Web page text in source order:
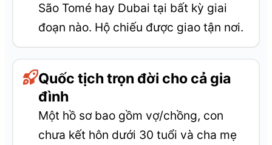
São Tomé hay Dubai tại bất kỳ giai
đoạn nào. Hộ chiếu được giao tận nơi.
Quốc tịch trọn đời cho cả gia
đình
Một hồ sơ bao gồm vợ/chồng, con
chưa kết hôn dưới 30 tuổi và cha mẹ